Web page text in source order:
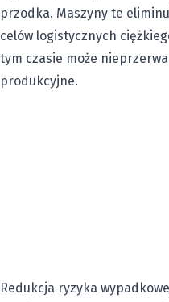
przodka. Maszyny te
celów logistycznych
tym czasie może
produkcyjne.
Redukcja ryzyka